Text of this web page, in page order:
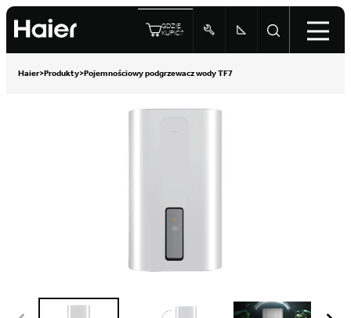
GDZIE
KUPIĆ?
Haier>Produkty>Pojemnościowy podgrzewacz wody TF7